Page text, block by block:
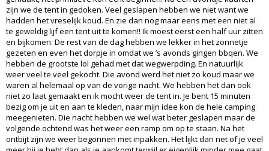
zijn we de tent in gedoken. Veel geslapen hebben we niet want we
hadden het vreselijk koud. En zie dan nog maar eens met een niet al
te geweldig lijf een tent uit te komen!! Ik moest eerst een half uur zitten
en bijkomen. De rest van de dag hebben we lekker in het zonnetje
gezeten en even het dorpje in omdat we ’s avonds gingen bbqen. We
hebben de grootste lol gehad met dat wegwerpding. En natuurlijk
weer veel te veel gekocht. Die avond werd het niet zo koud maar we
waren al helemaal op van de vorige nacht. We hebben het dan ook
niet zo laat gemaakt en ik mocht weer de tent in. Je bent 15 minuten
bezig om je uit en aan te kleden, naar mijn idee kon de hele camping
meegenieten. Die nacht hebben we wel wat beter geslapen maar de
volgende ochtend was het weer een ramp om op te staan. Na het
ontbijt zijn we weer begonnen met inpakken. Het lijkt dan net of je veel